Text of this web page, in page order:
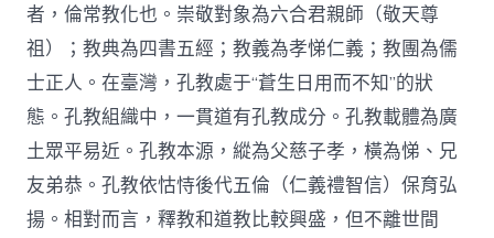
者，倫常教化也。崇敬對象為六合君親師（敬天尊
祖）；教典為四書五經；教義為孝悌仁義；教團為儒
士正人。在臺灣，孔教處于“蒼生日用而不知”的狀
態。孔教組織中，一貫道有孔教成分。孔教載體為廣
土眾平易近。孔教本源，縱為父慈子孝，橫為悌、兄
友弟恭。孔教依怙恃後代五倫（仁義禮智信）保育弘
揚。相對而言，釋教和道教比較興盛，但不離世間